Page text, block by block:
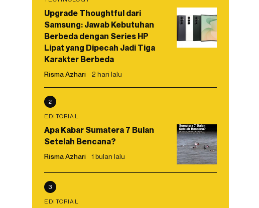
Upgrade Thoughtful dari
Samsung: Jawab Kebutuhan
Berbeda dengan Series HP
Lipat yang Dipecah Jadi Tiga
Karakter Berbeda
Risma Azhari 2 hari lalu
2
EDITORIAL
Apa Kabar Sumatera 7 Bulan
Setelah Bencana?
Risma Azhari 1 bulan lalu
3
EDITORIAL